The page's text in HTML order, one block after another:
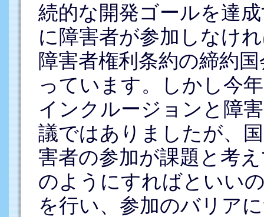
続的な開発ゴールを達
に障害者が参加しなけ
障害者権利条約の締約
っています。しかし今
インクルージョンと障
議ではありましたが、
害者の参加が課題と考
のようにすればといい
を行い、参加のバリア